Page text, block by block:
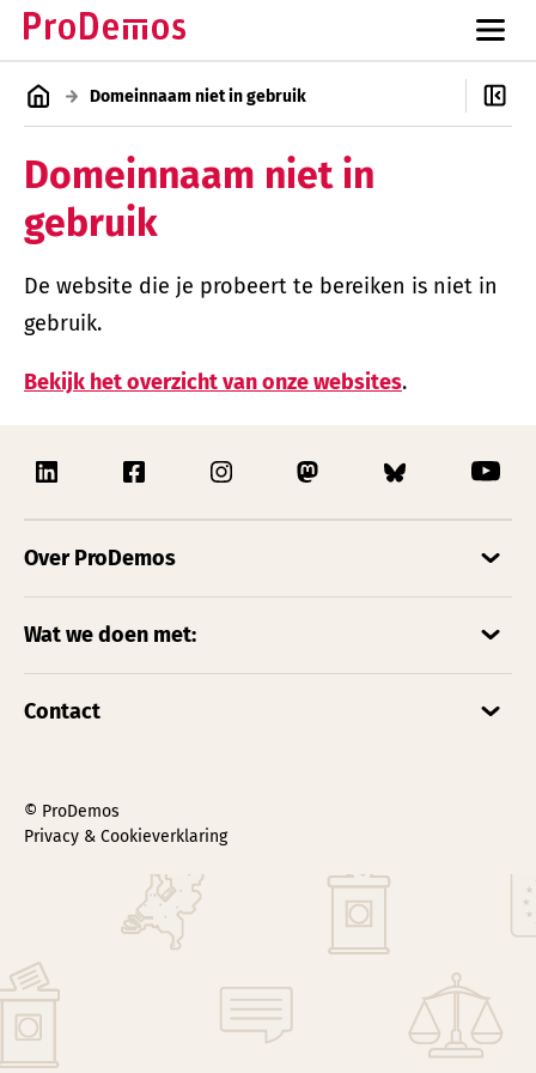
Domeinnaam niet in gebruik
Domeinnaam niet in
gebruik
De website die je probeert te bereiken is niet in
gebruik.
Bekijk het overzicht van onze websites.
Over ProDemos
Wat we doen met:
Contact
© ProDemos
Privacy & Cookieverklaring